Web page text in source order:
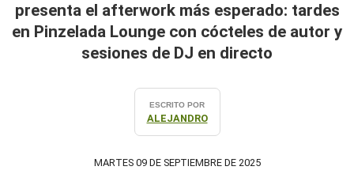
presenta el afterwork más esperado: tardes
en Pinzelada Lounge con cócteles de autor y
sesiones de DJ en directo
ESCRITO POR
ALEJANDRO
MARTES 09 DE SEPTIEMBRE DE 2025